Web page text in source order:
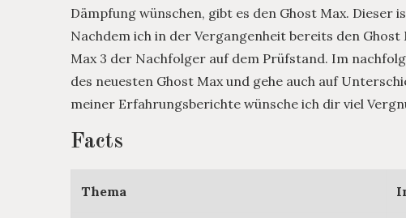
Dämpfung wünschen, gibt es den Ghost Max.
Nachdem ich in der Vergangenheit bereits den
Max 3 der Nachfolger auf dem Prüfstand. Im
des neuesten Ghost Max und gehe auch auf
meiner Erfahrungsberichte wünsche ich dir viel
Facts
Thema